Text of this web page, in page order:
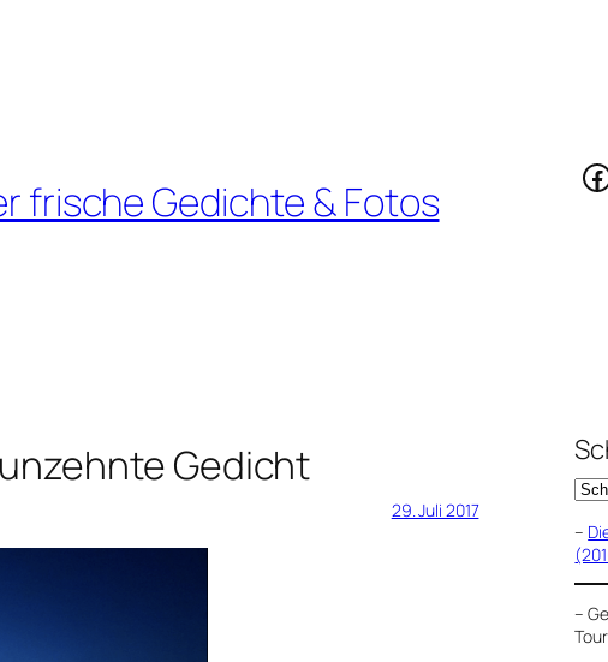
frische Gedichte & Fotos
Gedicht
29. Juli 2017
–
–